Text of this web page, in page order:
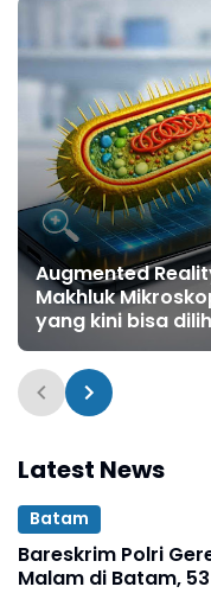
Augmented
Makhluk
yang kini bisa
secara nyata
Latest News
Batam
Bareskrim Polri
Malam di Batam,